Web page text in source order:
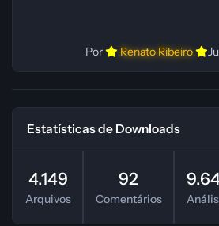
Por Renato Ribeiro
Estatísticas de Downloads
4.149
Arquivos
92
Comentários